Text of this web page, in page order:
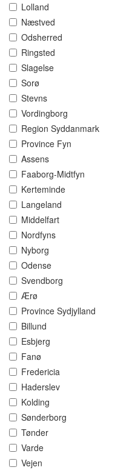
Lolland
Næstved
Odsherred
Ringsted
Slagelse
Sorø
Stevns
Vordingborg
Region Syddanmark
Province Fyn
Assens
Faaborg-Midtfyn
Kerteminde
Langeland
Middelfart
Nordfyns
Nyborg
Odense
Svendborg
Ærø
Province Sydjylland
Billund
Esbjerg
Fanø
Fredericia
Haderslev
Kolding
Sønderborg
Tønder
Varde
Vejen